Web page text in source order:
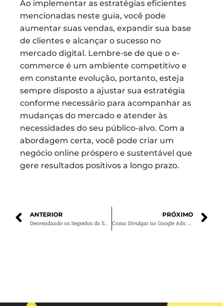
Ao implementar as estratégias eficientes
mencionadas neste guia, você pode
aumentar suas vendas, expandir sua base
de clientes e alcançar o sucesso no
mercado digital. Lembre-se de que o e-
commerce é um ambiente competitivo e
em constante evolução, portanto, esteja
sempre disposto a ajustar sua estratégia
conforme necessário para acompanhar as
mudanças do mercado e atender às
necessidades do seu público-alvo. Com a
abordagem certa, você pode criar um
negócio online próspero e sustentável que
gere resultados positivos a longo prazo.
ANTERIOR
Desvendando os Segredos do SEO: Guia Completo para Iniciantes
PRÓXIMO
Como Divulgar no Google Ads: Guia Completo para Iniciantes